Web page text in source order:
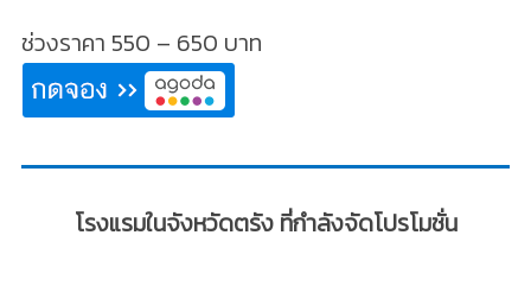
ช่วงราคา 550 – 650 บาท
โรงแรมในจังหวัดตรัง ที่กำลังจัดโปรโมชั่น